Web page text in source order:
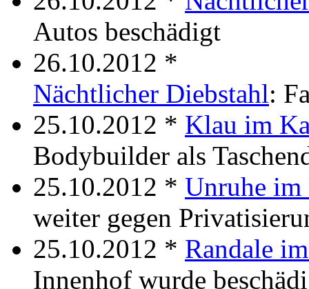
Autos beschädigt
26.10.2012 *
Nächtlicher Diebstahl:
25.10.2012 * Klau im
Bodybuilder als
25.10.2012 * Unruhe
weiter gegen
25.10.2012 * Randale
Innenhof wurde